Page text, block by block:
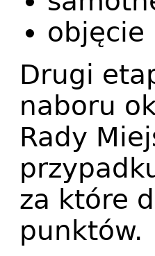
objęcie
Drugi
naboru
Rady
za które
punktów.